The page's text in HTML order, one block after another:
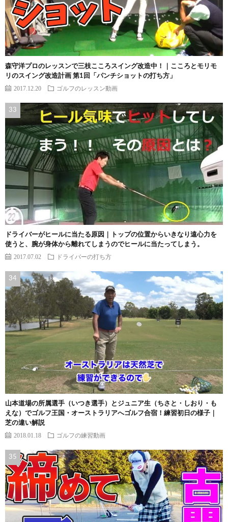
森守洋プロのレッスンで三枝こころスイング改造中！｜こころとモリモ
リのスイング改造計画 第1回「パンチショットの打ち方」
2017.12.20 ゴルフのレッスン動画
ドライバーがヒールに当たる原因｜トップの位置からいきなり遠心力を
使うと、腕が身体から離れてしまうのでヒールに当たってしまう。
2017.07.02 ドライバーの打ち方
山本道場の所属選手（いつき選手）とジュニア生（ちさと・しおり・も
えな）でゴルフ王国・オーストラリアへゴルフ合宿！練習初日の様子｜
芝の違い解説
2018.01.18 ゴルフの練習動画